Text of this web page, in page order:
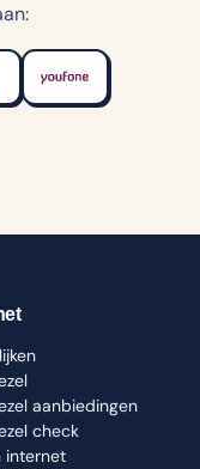
aanbiedingen
check
internet